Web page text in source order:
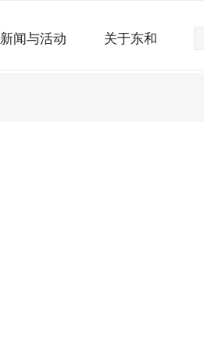
新闻与活动 关于东和